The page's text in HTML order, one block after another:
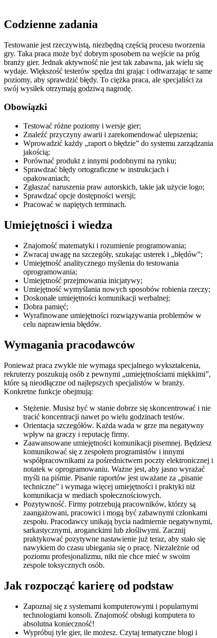
Codzienne zadania
Testowanie jest rzeczywistą, niezbędną częścią procesu tworzenia
gry. Taka praca może być dobrym sposobem na wejście na próg
branży gier. Jednak aktywność nie jest tak zabawna, jak wielu się
wydaje. Większość testerów spędza dni grając i odtwarzając te same
poziomy, aby sprawdzić błędy. To ciężka praca, ale specjaliści za
swój wysiłek otrzymają godziwą nagrodę.
Obowiązki
Testować różne poziomy i wersje gier;
Znaleźć przyczyny awarii i zarekomendować ulepszenia;
Wprowadzić każdy „raport o błędzie” do systemu zarządzania
jakością;
Porównać produkt z innymi podobnymi na rynku;
Sprawdzać błędy ortograficzne w instrukcjach i
opakowaniach;
Zgłaszać naruszenia praw autorskich, takie jak użycie logo;
Sprawdzać opcje dostępności wersji;
Pracować w napiętych terminach.
Umiejętności i wiedza
Znajomość matematyki i rozumienie programowania;
Zwracaj uwagę na szczegóły, szukając usterek i „błędów”;
Umiejętność analitycznego myślenia do testowania
oprogramowania;
Umiejętność przejmowania inicjatywy;
Umiejętność wymyślania nowych sposobów robienia rzeczy;
Doskonałe umiejętności komunikacji werbalnej;
Dobra pamięć;
Wyrafinowane umiejętności rozwiązywania problemów w
celu naprawienia błędów.
Wymagania pracodawców
Ponieważ praca zwykle nie wymaga specjalnego wykształcenia,
rekruterzy poszukują osób z pewnymi „umiejętnościami miękkimi”,
które są nieodłączne od najlepszych specjalistów w branży.
Konkretne funkcje obejmują:
Stężenie. Musisz być w stanie dobrze się skoncentrować i nie
tracić koncentracji nawet po wielu godzinach testów.
Orientacja szczegółów. Każda wada w grze ma negatywny
wpływ na graczy i reputację firmy.
Zaawansowane umiejętności komunikacji pisemnej. Będziesz
komunikować się z zespołem programistów i innymi
współpracownikami za pośrednictwem poczty elektronicznej i
notatek w oprogramowaniu. Ważne jest, aby jasno wyrażać
myśli na piśmie. Pisanie raportów jest uważane za „pisanie
techniczne” i wymaga więcej umiejętności i praktyki niż
komunikacja w mediach społecznościowych.
Pozytywność. Firmy potrzebują pracowników, którzy są
zaangażowani, pracowici i mogą być zabawnymi członkami
zespołu. Pracodawcy unikają bycia nadmiernie negatywnymi,
sarkastycznymi, aroganckimi lub złośliwymi. Zacznij
praktykować pozytywne nastawienie już teraz, aby stało się
nawykiem do czasu ubiegania się o pracę. Niezależnie od
poziomu profesjonalizmu, nikt nie chce mieć w swoim
zespole toksycznych osób.
Jak rozpocząć karierę od podstaw
Zapoznaj się z systemami komputerowymi i popularnymi
technologiami konsoli. Znajomość obsługi komputera to
absolutna konieczność!
Wypróbuj tyle gier, ile możesz. Czytaj tematyczne blogi i